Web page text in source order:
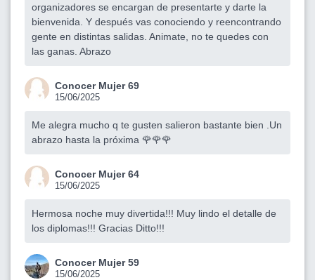
organizadores se encargan de presentarte y darte la
bienvenida. Y después vas conociendo y reencontrando
gente en distintas salidas. Animate, no te quedes con
las ganas. Abrazo
Conocer Mujer 69
15/06/2025
Me alegra mucho q te gusten salieron bastante bien .Un
abrazo hasta la próxima 🌹🌹🌹
Conocer Mujer 64
15/06/2025
Hermosa noche muy divertida!!! Muy lindo el detalle de
los diplomas!!! Gracias Ditto!!!
Conocer Mujer 59
15/06/2025